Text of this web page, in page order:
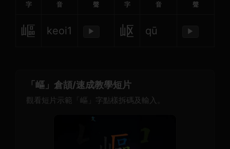
字
音
聲
字
音
聲
嶇 keoi1 ▶ 岖 qū ▶
「嶇」倉頡/速成教學短片
觀看短片示範「嶇」字點樣拆碼及輸入。